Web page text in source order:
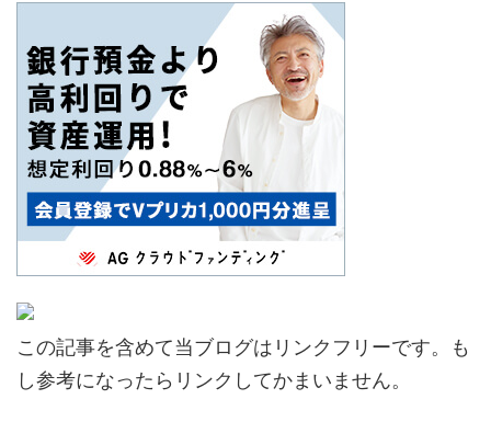
この記事を含めて当ブログはリンクフリーです。も
し参考になったらリンクしてかまいません。